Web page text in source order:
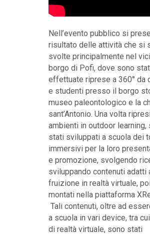
Nell’evento pubblico si
risultato delle attività che si
svolte principalmente nel
borgo di Pofi, dove sono
effettuate riprese a 360° da
e studenti presso il borgo
museo paleontologico e la
sant’Antonio. Una volta
ambienti in outdoor learning,
stati sviluppati a scuola dei
immersivi per la loro
e promozione, svolgendo
sviluppando contenuti adatti
fruizione in realtà virtuale,
montati nella piattaforma
Tali contenuti, oltre ad
a scuola in vari device, tra
di realtà virtuale, sono stati